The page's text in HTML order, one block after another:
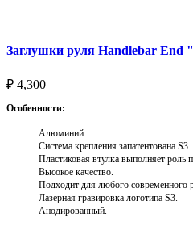
Заглушки руля Handlebar End
₽ 4,300
Особенности:
Алюминий.
Система крепления запатентована S3.
Пластиковая втулка выполняет роль
Высокое качество.
Подходит для любого современного
Лазерная гравировка логотипа S3.
Анодированный.